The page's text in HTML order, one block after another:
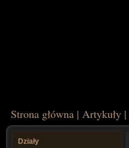
Strona główna | Artykuły |
Działy